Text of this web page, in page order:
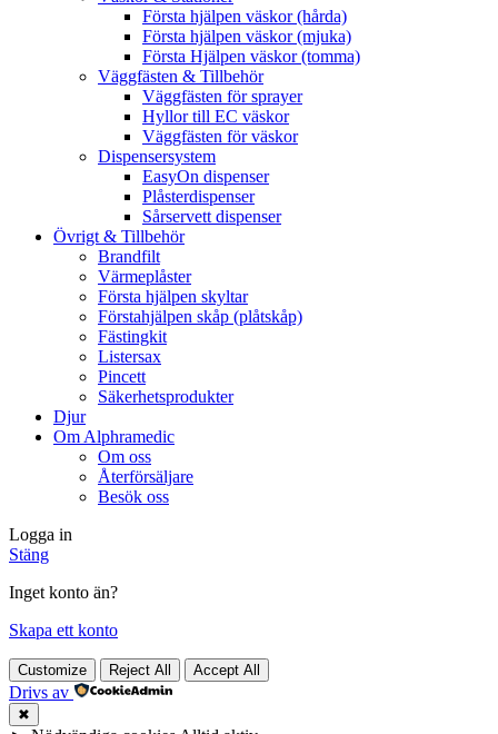
Första hjälpen väskor (hårda)
Första hjälpen väskor (mjuka)
Första Hjälpen väskor (tomma)
Väggfästen & Tillbehör
Väggfästen för sprayer
Hyllor till EC väskor
Väggfästen för väskor
Dispensersystem
EasyOn dispenser
Plåsterdispenser
Sårservett dispenser
Övrigt & Tillbehör
Brandfilt
Värmeplåster
Första hjälpen skyltar
Förstahjälpen skåp (plåtskåp)
Fästingkit
Listersax
Pincett
Säkerhetsprodukter
Djur
Om Alphramedic
Om oss
Återförsäljare
Besök oss
Logga in
Stäng
Inget konto än?
Skapa ett konto
Customize Reject All Accept All
Drivs av
✖